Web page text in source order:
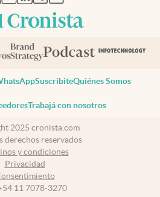
SuscribiteQuiénes Somos
Trabajá con nosotros
2025 cronista.com
derechos reservados
y condiciones
Privacidad
11 7078-3270